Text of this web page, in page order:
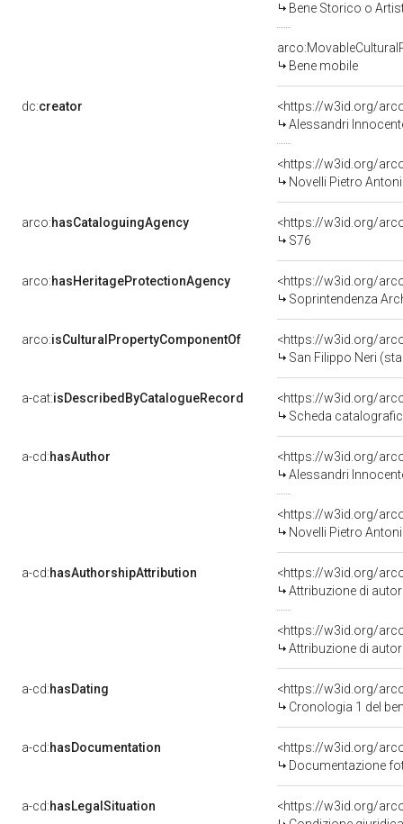
Bene Storico o
Bene mobile
dc:creator
<https://w3id.org/
Alessandri
<https://w3id.org/
Novelli Pietro
arco:hasCataloguingAgency
<https://w3id.org/
S76
arco:hasHeritageProtectionAgency
<https://w3id.org/
Soprintendenza
arco:isCulturalPropertyComponentOf
<https://w3id.org/
San Filippo Neri
a-cat:isDescribedByCatalogueRecord
<https://w3id.org/
Scheda
a-cd:hasAuthor
<https://w3id.org/
Alessandri
<https://w3id.org/
Novelli Pietro
a-cd:hasAuthorshipAttribution
<https://w3id.org/
Attribuzione di
<https://w3id.org/
Attribuzione di
a-cd:hasDating
<https://w3id.org/
Cronologia 1 del
a-cd:hasDocumentation
Documentazione
a-cd:hasLegalSituation